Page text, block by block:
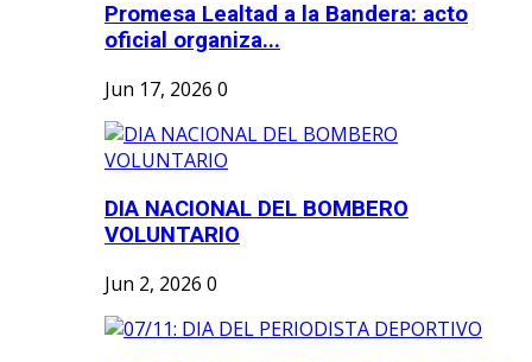
Promesa Lealtad a la Bandera: acto
oficial organiza...
Jun 17, 2026 0
DIA NACIONAL DEL BOMBERO
VOLUNTARIO
Jun 2, 2026 0